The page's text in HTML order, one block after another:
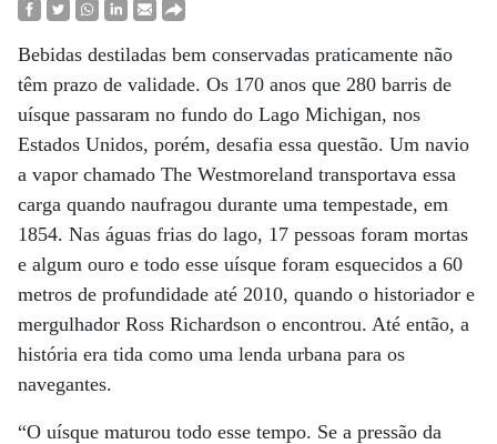
Bebidas destiladas bem conservadas praticamente não
têm prazo de validade. Os 170 anos que 280 barris de
uísque passaram no fundo do Lago Michigan, nos
Estados Unidos, porém, desafia essa questão. Um navio
a vapor chamado The Westmoreland transportava essa
carga quando naufragou durante uma tempestade, em
1854. Nas águas frias do lago, 17 pessoas foram mortas
e algum ouro e todo esse uísque foram esquecidos a 60
metros de profundidade até 2010, quando o historiador e
mergulhador Ross Richardson o encontrou. Até então, a
história era tida como uma lenda urbana para os
navegantes.
“O uísque maturou todo esse tempo. Se a pressão da